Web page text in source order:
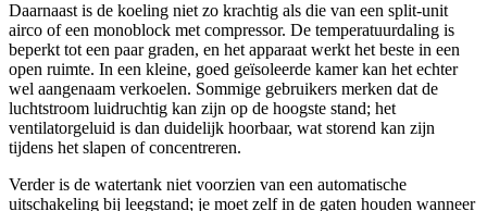
Daarnaast is de koeling niet zo krachtig als die van een split-unit
airco of een monoblock met compressor. De temperatuurdaling is
beperkt tot een paar graden, en het apparaat werkt het beste in een
open ruimte. In een kleine, goed geïsoleerde kamer kan het echter
wel aangenaam verkoelen. Sommige gebruikers merken dat de
luchtstroom luidruchtig kan zijn op de hoogste stand; het
ventilatorgeluid is dan duidelijk hoorbaar, wat storend kan zijn
tijdens het slapen of concentreren.
Verder is de watertank niet voorzien van een automatische
uitschakeling bij leegstand; je moet zelf in de gaten houden wanneer